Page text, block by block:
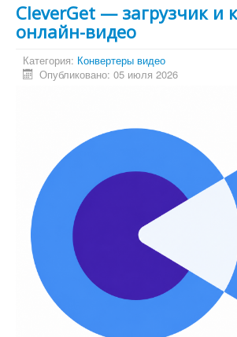
CleverGet — загрузчик и
онлайн-видео
Категория: Конвертеры видео
Опубликовано: 05 июля 2026